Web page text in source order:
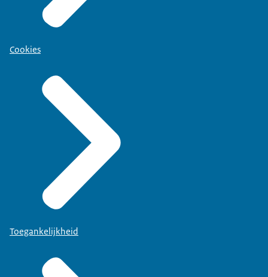
Cookies
Toegankelijkheid